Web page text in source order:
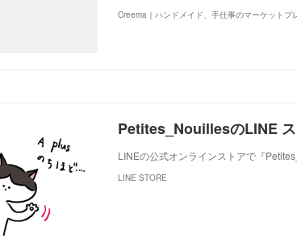
Creema｜ハンドメイド、手仕事のマーケットプ
Petites_NouillesのLINE
LINEの公式オンラインストアで『
LINE STORE